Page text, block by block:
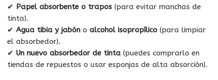
✔ Papel absorbente o trapos (para evitar manchas de
tinta).
✔ Agua tibia y jabón o alcohol isopropílico (para limpiar
el absorbedor).
✔ Un nuevo absorbedor de tinta (puedes comprarlo en
tiendas de repuestos o usar esponjas de alta absorción).